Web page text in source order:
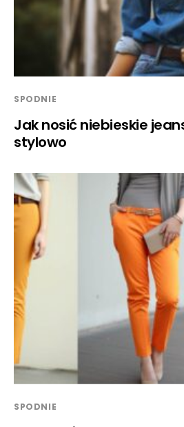
SPODNIE
Jak nosić niebieskie
stylowo
SPODNIE